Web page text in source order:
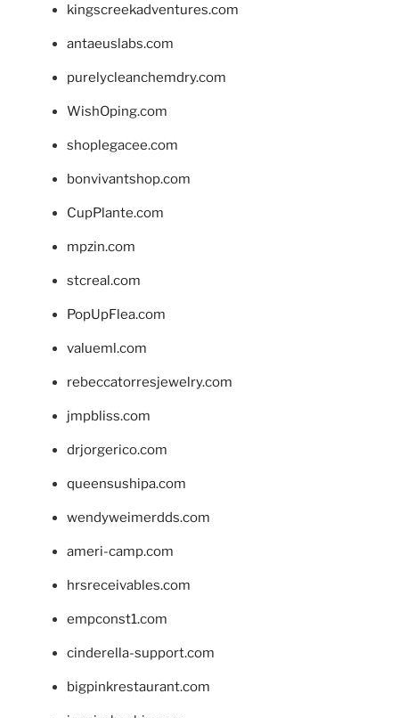
kingscreekadventures.com
antaeuslabs.com
purelycleanchemdry.com
WishOping.com
shoplegacee.com
bonvivantshop.com
CupPlante.com
mpzin.com
stcreal.com
PopUpFlea.com
valueml.com
rebeccatorresjewelry.com
jmpbliss.com
drjorgerico.com
queensushipa.com
wendyweimerdds.com
ameri-camp.com
hrsreceivables.com
empconst1.com
cinderella-support.com
bigpinkrestaurant.com